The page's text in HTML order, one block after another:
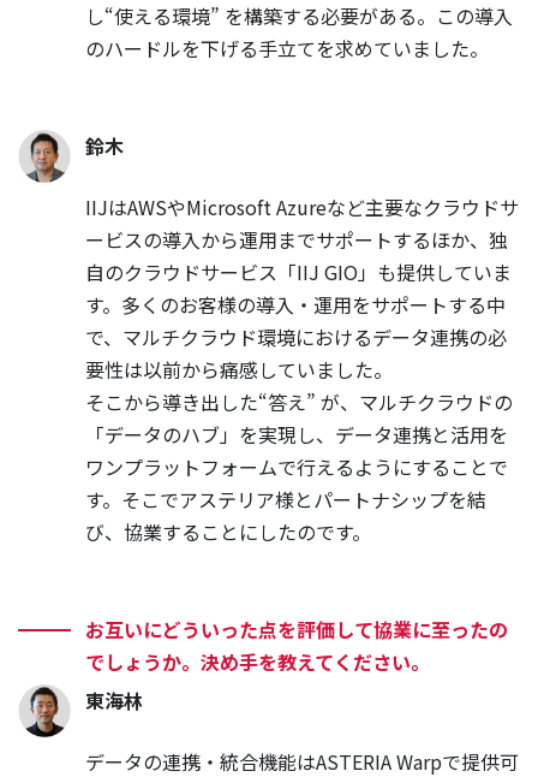
し“使える環境” を構築する必要がある。この導入
のハードルを下げる手立てを求めていました。
鈴木
IIJはAWSやMicrosoft Azureなど主要なクラウドサ
ービスの導入から運用までサポートするほか、独
自のクラウドサービス「IIJ GIO」も提供していま
す。多くのお客様の導入・運用をサポートする中
で、マルチクラウド環境におけるデータ連携の必
要性は以前から痛感していました。
そこから導き出した“答え” が、マルチクラウドの
「データのハブ」を実現し、データ連携と活用を
ワンプラットフォームで行えるようにすることで
す。そこでアステリア様とパートナシップを結
び、協業することにしたのです。
お互いにどういった点を評価して協業に至ったの
でしょうか。決め手を教えてください。
東海林
データの連携・統合機能はASTERIA Warpで提供可